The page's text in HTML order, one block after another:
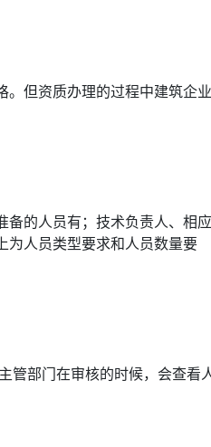
。但资质办理的过程中建筑企业
备的人员有；技术负责人、相应
为人员类型要求和人员数量要
管部门在审核的时候，会查看